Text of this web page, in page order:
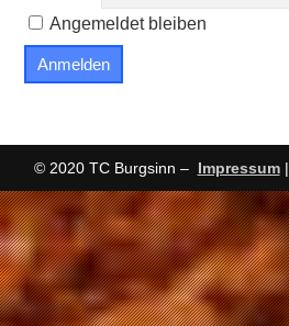
Angemeldet bleiben
© 2020 TC Burgsinn – Impressum|